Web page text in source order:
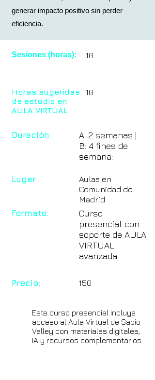
generar impacto positivo sin perder
eficiencia.
Sesiones (horas): 10
Horas sugeridas
de estudio en
AULA VIRTUAL
10
Duración
A: 2 semanas |
B: 4 fines de
semana:
Lugar
Aulas en
Comunidad de
Madrid
Formato:
Curso
presencial con
soporte de AULA
VIRTUAL
avanzada
Precio: 150
Este curso presencial incluye
acceso al Aula Virtual de Sabio
Valley con materiales digitales,
IA y recursos complementarios